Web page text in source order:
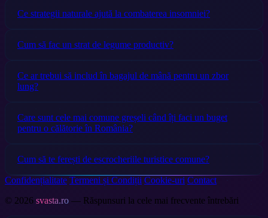
Ce strategii naturale ajută la combaterea insomniei?
Cum să fac un strat de legume productiv?
Ce ar trebui să includ în bagajul de mână pentru un zbor
lung?
Care sunt cele mai comune greșeli când îți faci un buget
pentru o călătorie în România?
Cum să te ferești de escrocheriile turistice comune?
Confidențialitate Termeni și Condiții Cookie-uri Contact
© 2026 svasta.ro — Răspunsuri la cele mai frecvente întrebări